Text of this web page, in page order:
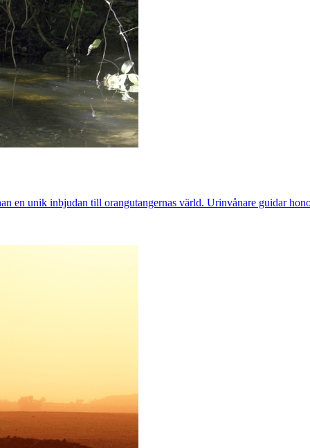
en unik inbjudan till orangutangernas värld. Urinvånare guidar